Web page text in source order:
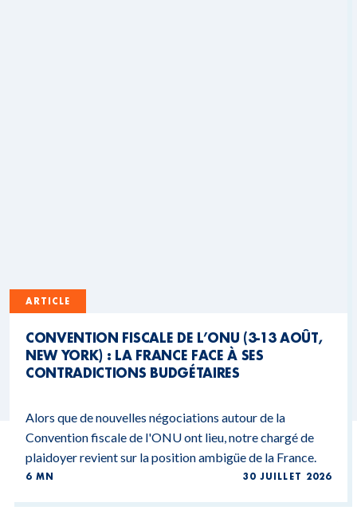
ARTICLE
CONVENTION FISCALE DE L’ONU (3-13 AOÛT,
NEW YORK) : LA FRANCE FACE À SES
CONTRADICTIONS BUDGÉTAIRES
Alors que de nouvelles négociations autour de la
Convention fiscale de l'ONU ont lieu, notre chargé de
plaidoyer revient sur la position ambigüe de la France.
6 MN 30 JUILLET 2026